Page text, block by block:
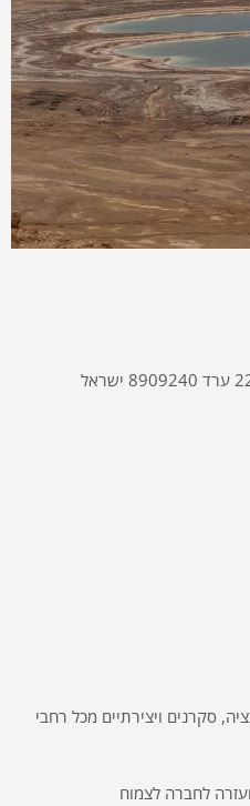
סקרנים ויצירתיים מכל רחבי
לחברה לצמוח